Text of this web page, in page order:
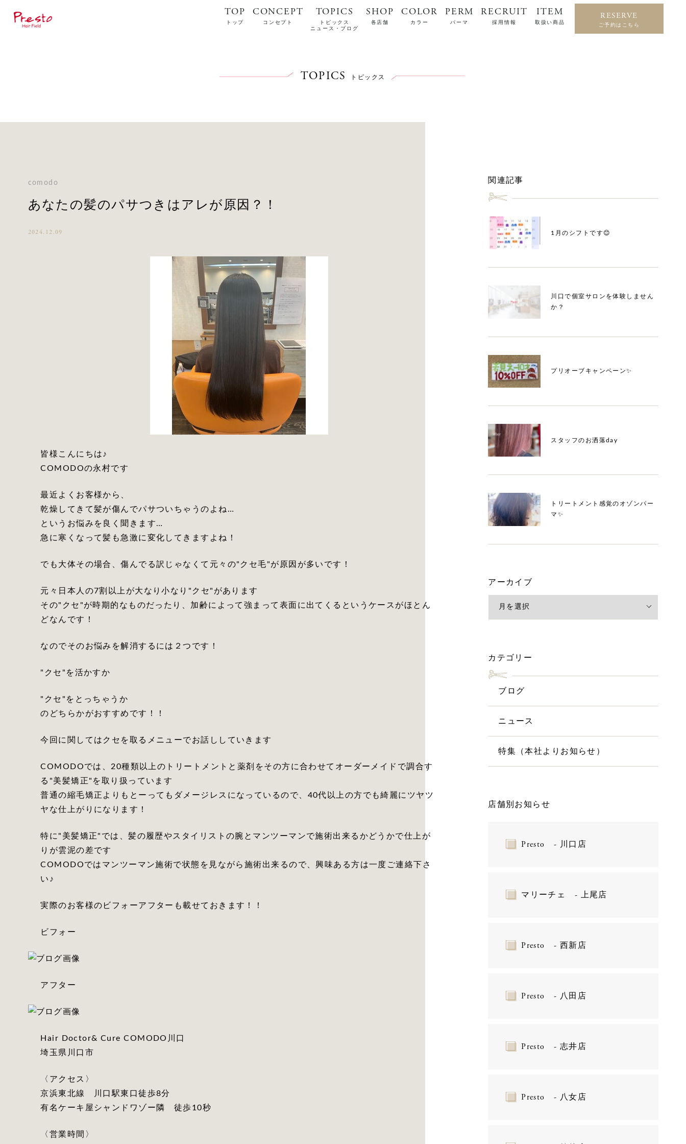
TOP
トップ
CONCEPT
コンセプト
TOPICS
トピックス
ニュース・ブログ
SHOP
各店舗
COLOR
カラー
PERM
パーマ
RECRUIT
採用情報
ITEM
取扱い商品
RESERVE
ご予約はこちら
TOPICS トピックス
comodo
あなたの髪のパサつきはアレが原因？！
2024.12.09
皆様こんにちは♪
COMODOの永村です
最近よくお客様から、
乾燥してきて髪が傷んでパサついちゃうのよね…
というお悩みを良く聞きます…
急に寒くなって髪も急激に変化してきますよね！
でも大体その場合、傷んでる訳じゃなくて元々の"クセ毛"が原因が多いです！
元々日本人の7割以上が大なり小なり"クセ"があります
その"クセ"が時期的なものだったり、加齢によって強まって表面に出てくるというケースがほとん
どなんです！
なのでそのお悩みを解消するには２つです！
"クセ"を活かすか
"クセ"をとっちゃうか
のどちらかがおすすめです！！
今回に関してはクセを取るメニューでお話ししていきます
COMODOでは、20種類以上のトリートメントと薬剤をその方に合わせてオーダーメイドで調合す
る"美髪矯正"を取り扱っています
普通の縮毛矯正よりもとーってもダメージレスになっているので、40代以上の方でも綺麗にツヤツ
ヤな仕上がりになります！
特に"美髪矯正"では、髪の履歴やスタイリストの腕とマンツーマンで施術出来るかどうかで仕上が
りが雲泥の差です
COMODOではマンツーマン施術で状態を見ながら施術出来るので、興味ある方は一度ご連絡下さ
い♪
実際のお客様のビフォーアフターも載せておきます！！
ビフォー
アフター
Hair Doctor& Cure COMODO川口
埼玉県川口市
〈アクセス〉
京浜東北線 川口駅東口徒歩8分
有名ケーキ屋シャンドワゾー隣 徒歩10秒
〈営業時間〉
関連記事
1月のシフトです😊
川口で個室サロンを体験しません
か？
プリオーブキャンペーン✨
スタッフのお洒落day
トリートメント感覚のオゾンパー
マ✨
アーカイブ
カテゴリー
ブログ
ニュース
特集（本社よりお知らせ）
店舗別お知らせ
Presto - 川口店
マリーチェ - 上尾店
Presto - 西新店
Presto - 八田店
Presto - 志井店
Presto - 八女店